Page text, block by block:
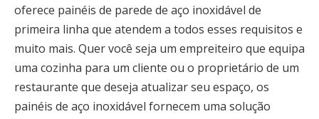
oferece painéis de parede de aço inoxidável de
primeira linha que atendem a todos esses requisitos e
muito mais. Quer você seja um empreiteiro que equipa
uma cozinha para um cliente ou o proprietário de um
restaurante que deseja atualizar seu espaço, os
painéis de aço inoxidável fornecem uma solução